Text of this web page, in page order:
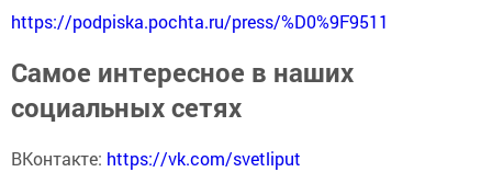
https://podpiska.pochta.ru/press/%D0%9F9511
Самое интересное в наших
социальных сетях
ВКонтакте: https://vk.com/svetliput